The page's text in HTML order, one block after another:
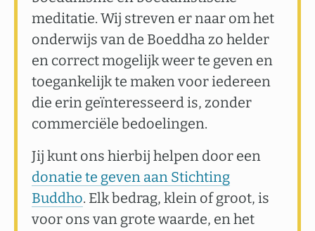
meditatie. Wij streven er naar om het
onderwijs van de Boeddha zo helder
en correct mogelijk weer te geven en
toegankelijk te maken voor iedereen
die erin geïnteresseerd is, zonder
commerciële bedoelingen.
Jij kunt ons hierbij helpen door een
donatie te geven aan Stichting
Buddho. Elk bedrag, klein of groot, is
voor ons van grote waarde, en het